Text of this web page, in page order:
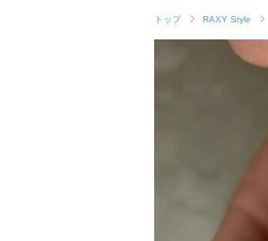
トップ RAXY Style